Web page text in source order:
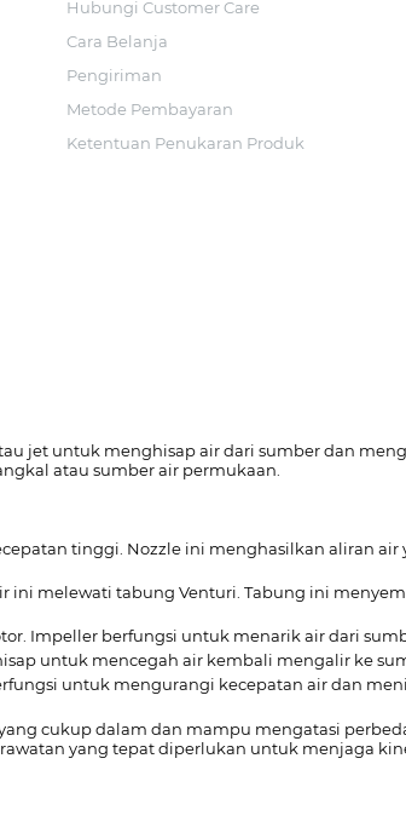
Hubungi Customer Care
Cara Belanja
Pengiriman
Metode Pembayaran
Ketentuan Penukaran Produk
jet untuk menghisap air dari sumber dan
atau sumber air permukaan.
tinggi. Nozzle ini menghasilkan aliran
ini melewati tabung Venturi. Tabung ini
Impeller berfungsi untuk menarik air dari
untuk mencegah air kembali mengalir ke
untuk mengurangi kecepatan air dan
cukup dalam dan mampu mengatasi
yang tepat diperlukan untuk menjaga